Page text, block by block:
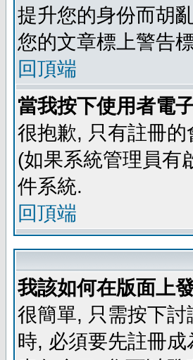
提升您的身份而胡
您的文章標上警告
回頂端
當我按下使用者電
很抱歉, 只有註冊
(如果系統管理員有
件系統.
回頂端
我該如何在版面上
很簡單, 只需按下
時, 必須要先註冊